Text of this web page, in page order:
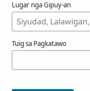
Lugar nga Gipuy-an
Tuig sa Pagkatawo